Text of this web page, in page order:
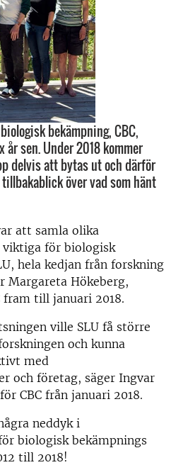
bekämpning, CBC,
år sen. Under 2018 kommer
delvis att bytas ut och därför
över vad som hänt
att samla olika
viktiga för biologisk
hela kedjan från forskning
Hökeberg,
fram till januari 2018.
ville SLU få större
och kunna
med
och företag, säger Ingvar
CBC från januari 2018.
neddyk i
biologisk bekämpnings
till 2018!